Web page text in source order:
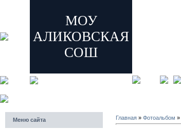
МОУ
АЛИКОВСКАЯ
СОШ
Меню сайта Главная » Фотоальбом »